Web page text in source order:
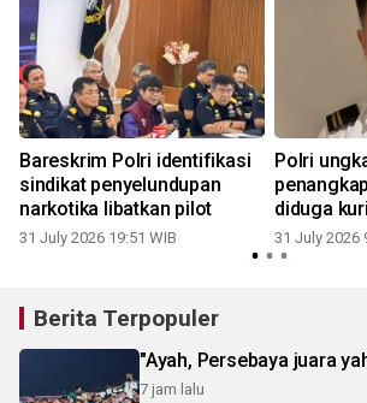
Bareskrim Polri identifikasi
sindikat penyelundupan
narkotika libatkan pilot
31 July 2026 19:51 WIB
Polri
diduga
31 July 2026
Berita Terpopuler
"Ayah, Persebaya juara
7 jam lalu